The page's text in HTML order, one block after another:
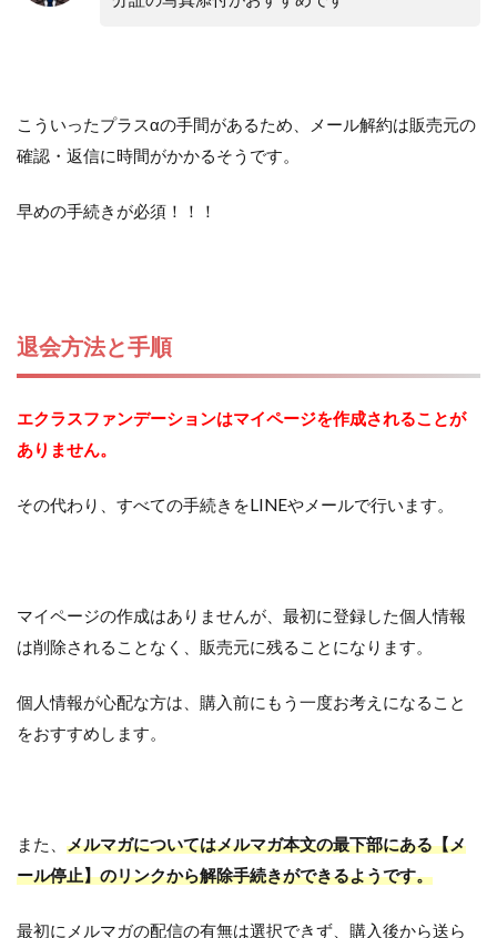
こういったプラスαの手間があるため、メール解約は販売元の
確認・返信に時間がかかるそうです。
早めの手続きが必須！！！
退会方法と手順
エクラスファンデーションはマイページを作成されることが
ありません。
その代わり、すべての手続きをLINEやメールで行います。
マイページの作成はありませんが、最初に登録した個人情報
は削除されることなく、販売元に残ることになります。
個人情報が心配な方は、購入前にもう一度お考えになること
をおすすめします。
また、 メルマガについてはメルマガ本文の最下部にある【メ
ール停止】のリンクから解除手続きができるようです。
最初にメルマガの配信の有無は選択できず、購入後から送ら